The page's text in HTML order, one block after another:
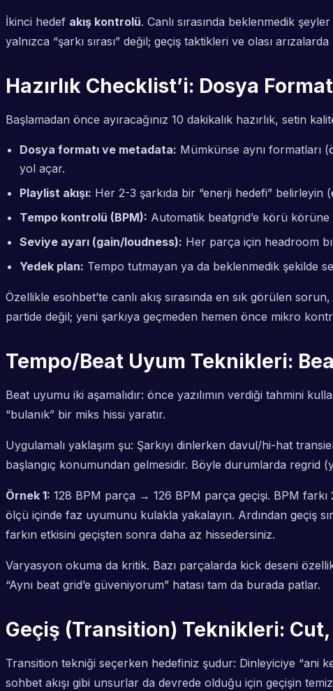
İkinci hedef akış kontrolü. Canlı sırasında beklenmedik
yalnızca “şarkı sırası” değil; geçiş taktikleri ve olası
Hazırlık Checklist’i: Dosya
Başlamadan önce ayıracağınız 10 dakikalık hazırlık, setin
Dosya formatı ve metadata: Mümkünse aynı formatları
yol açar.
Playlist akışı: Her 2-3 şarkıda bir “enerji hedefi”
Tempo kontrolü (BPM): Automatik beatgrid’e körü
Seviye ayarı (gain/loudness): Her parça için headroom
Yedek plan: Tempo tutmayan ya da beklenmedik şekilde
Özellikle esohbet’te canlı akış sırasında en sık görülen
partide değil; yeni şarkıya geçmeden hemen önce mikro
Tempo/Beat Uyum Teknikleri:
Beat uyumu iki aşamalıdır: önce yazılımın verdiği tahmini
“bulanık” bir miks hissi yaratır.
Uygulamalı yaklaşım şu: Şarkıyı dinlerken davul/hi-hat
başlangıç konumundan gelmesidir. Böyle durumlarda regrid
Örnek 1: 128 BPM parça → 126 BPM parça geçişi. BPM
ölçü içinde faz uyumunu kulakla yakalayın. Ardından geçiş
farkın etkisini geçişten sonra daha az hissedersiniz.
Varyasyon okuma da kritik. Bazı parçalarda kick deseni
“Aynı beat grid’e güveniyorum” hatası tam da burada patlar.
Geçiş (Transition) Teknikleri:
Transition tekniği seçerken hedefiniz şudur: Dinleyiciye “ani
sohbet akışı gibi unsurlar da devrede olduğu için geçişin temiz